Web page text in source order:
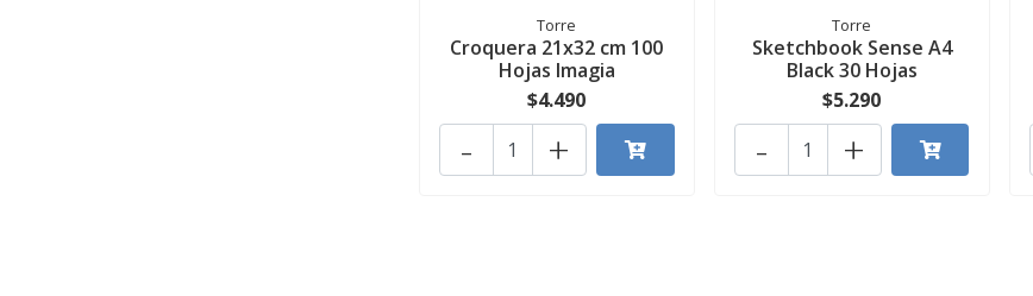
Torre
Croquera 21x32 cm 100
Hojas Imagia
$4.490
+
-
Torre
Sketchbook Sense A4
Black 30 Hojas
$5.290
+
-